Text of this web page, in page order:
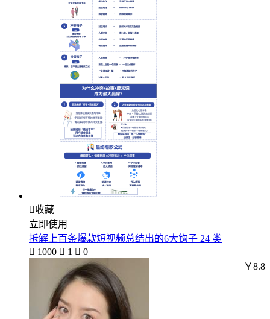
收藏
立即使用
拆解上百条爆款短视频总结出的6大钩子 24 类
 1000  1  0
￥8.8